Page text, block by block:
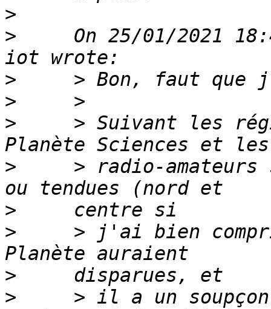
>
>
On 25/01/2021
>
>
>
> Suivant les
>
> radio-amateurs
>
>
> j'ai bien
>
>
> il a un